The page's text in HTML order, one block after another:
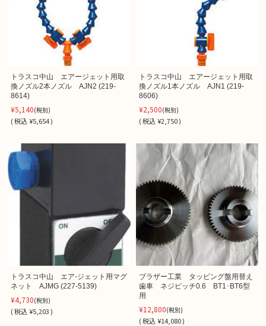
トラスコ中山 エアージェット用取
換ノズル2本ノズル AJN2 (219-
8614)
¥5,140(税別)
(税込¥5,654 )
トラスコ中山 エアージェット用取
換ノズル1本ノズル AJN1 (219-
8606)
¥2,500(税別)
(税込 ¥2,750 )
トラスコ中山 エア-ジェット用マグ
ネット AJMG (227-5139)
¥4,730(税別)
(税込¥5,203 )
ブラザー工業 タッピング盤用替え
歯車 ネジピッチ0.6 BT1･BT6型
用
¥12,800(税別)
(税込 ¥14,080 )